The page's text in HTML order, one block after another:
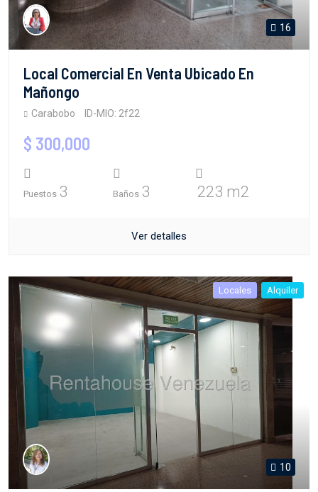
16
Local Comercial En Venta Ubicado En
Mañongo
Carabobo ID-MIO: 2f22
$ 300,000
Puestos 3 Baños 3 223 m2
Ver detalles
Locales Alquiler
10